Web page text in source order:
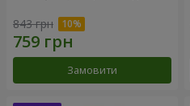
843 грн
Замовити